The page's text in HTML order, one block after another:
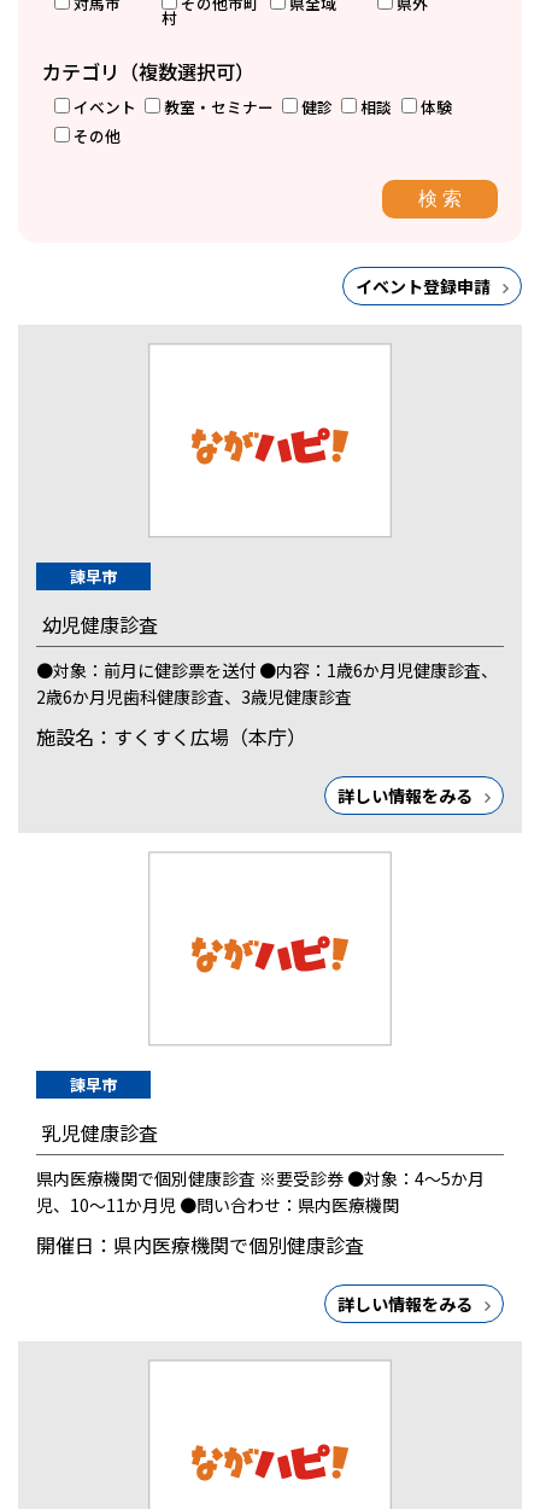
村
カテゴリ（複数選択可）
イベント 教室・セミナー 健診 相談
体験
その他
イベント登録申請
諫早市
幼児健康診査
●対象：前月に健診票を送付 ●内容：1歳6か月児健康診査、
2歳6か月児歯科健康診査、3歳児健康診査
施設名：すくすく広場（本庁）
詳しい情報をみる
諫早市
乳児健康診査
県内医療機関で個別健康診査 ※要受診券 ●対象：4～5か月
児、10～11か月児 ●問い合わせ：県内医療機関
開催日：県内医療機関で個別健康診査
詳しい情報をみる